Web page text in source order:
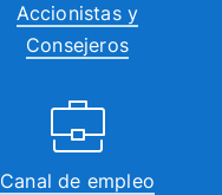
Accionistas y
Consejeros
Canal de empleo